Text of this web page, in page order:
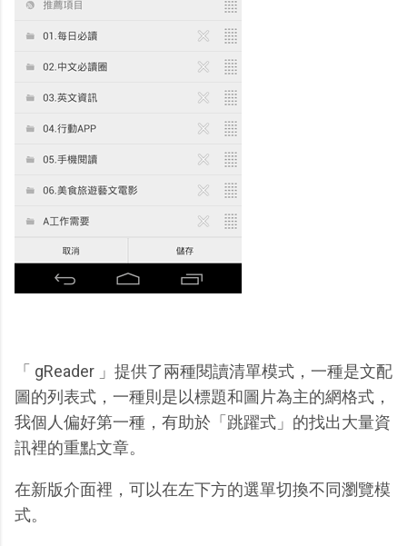
「 gReader 」提供了兩種閱讀清單模式，一種是文配
圖的列表式，一種則是以標題和圖片為主的網格式，
我個人偏好第一種，有助於「跳躍式」的找出大量資
訊裡的重點文章。
在新版介面裡，可以在左下方的選單切換不同瀏覽模
式。